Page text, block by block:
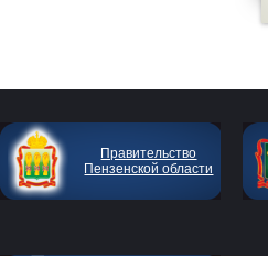
Правительство
Пензенской области